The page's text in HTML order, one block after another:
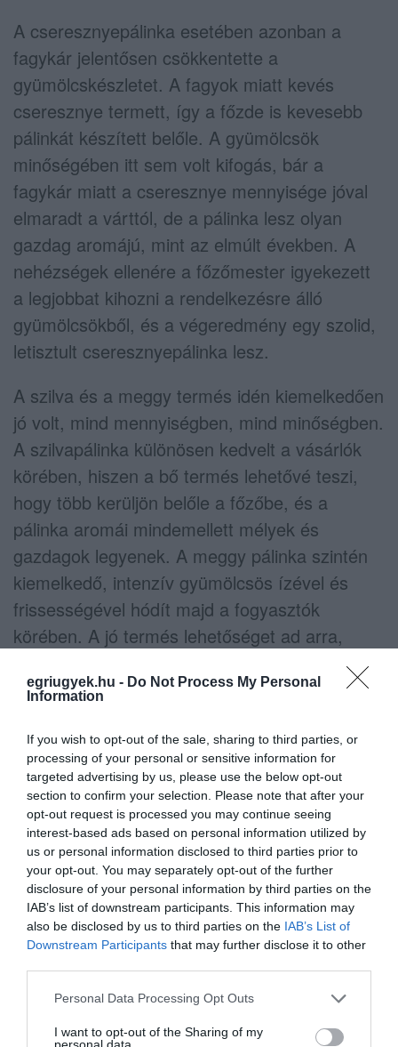
egriugyek.hu - Do Not Process My Personal
Information
If you wish to opt-out of the sale, sharing to third parties, or
processing of your personal or sensitive information for
targeted advertising by us, please use the below opt-out
section to confirm your selection. Please note that after your
opt-out request is processed you may continue seeing
interest-based ads based on personal information utilized by
us or personal information disclosed to third parties prior to
your opt-out. You may separately opt-out of the further
disclosure of your personal information by third parties on the
IAB’s list of downstream participants. This information may
also be disclosed by us to third parties on the IAB’s List of
Downstream Participants that may further disclose it to other
Please note that this website/app uses one or more Google
not limited to your visit or usage behaviour. You may click to
Personal Data Processing Opt Outs
I want to opt-out of the Sharing of my
personal data.
A cseresznyepálinka esetében azonban a
fagykár jelentősen csökkentette a
gyümölcskészletet. A fagyok miatt kevés
cseresznye termett, így a főzde is kevesebb
pálinkát készített belőle. A gyümölcsök
minőségében itt sem volt kifogás, bár a
fagykár miatt a cseresznye mennyisége jóval
elmaradt a várttól, de a pálinka lesz olyan
gazdag aromájú, mint az elmúlt években. A
nehézségek ellenére a főzőmester igyekezett
a legjobbat kihozni a rendelkezésre álló
gyümölcsökből, és a végeredmény egy szolid,
letisztult cseresznyepálinka lesz.
A szilva és a meggy termés idén kiemelkedően
jó volt, mind mennyiségben, mind minőségben.
A szilvapálinka különösen kedvelt a vásárlók
körében, hiszen a bő termés lehetővé teszi,
hogy több kerüljön belőle a főzőbe, és a
pálinka aromái mindemellett mélyek és
gazdagok legyenek. A meggy pálinka szintén
kiemelkedő, intenzív gyümölcsös ízével és
frissességével hódít majd a fogyasztók
körében. A jó termés lehetőséget ad arra,
hogy a főzőmester kiváló minőségű pálinkákat
készítsen, melyek a jövőben a helyi
Összességében az idei év első főzései
Gombosi Pálinkafőző életében a várttól kissé
elmaradtak. A jó minőségű gyümölcsök,
különösen a szilva és a meggy, garantálják,
hogy a következő hónapokban kiváló pálinkák
kerüljenek a fogyasztók asztalára. Bár a kevés
kajszibarack és cseresznye miatt ezekből
szerényebb lesz a kínálat, azok minőségükben
kiemelkedőek, így a kis mennyiség sem rontja
el az összképet. A főzőmester továbbra is a
legjobb eredmények elérésére törekszik, és az